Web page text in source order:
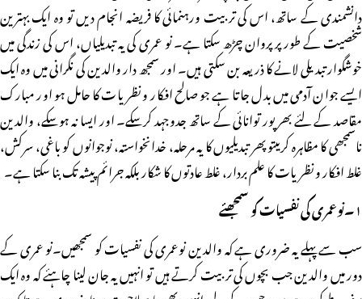
دانشمندی کے ساتھ، اس کی تربیت ورہنمائی کا فریضہ انجام دیں تو وہ ایک بہترین
شخصیت کے طور پر پروان چڑھ سکتا ہے۔ نو عمری کی یہ تبدیلیاں، اس کی زندگی میں
خوشگوار تبدیلی لانے کا ذریعہ بن سکتی ہیں۔ اور سمجھ دار والدین کی نگرانی میں وہ ایک
ایسے جوان آدمی میں بدل جاتا ہے جو صالح افکار و نظریات کا حامل ہو اور مبارک
مقاصد کے لئے بھرپور توانائی کے ساتھ جدوجہد کرسکے۔ اور ایسا نہ ہوسکے، والدین
ناسمجھی کا مظاہرہ کریںتو پھر تبدیلیوں کا یہ مرحلہ، خدانخواستہ، نوجوانوں کو باغی، سرکش،
غلط افکار و نظریات کا علم بردار، غلط عادتوں کا شکار بلکہ جرائم پیشہ تک بنا سکتا ہے۔
۱۔نوعمری کی نفسیات کو سمجھئے
سب سے پہلے یہ ضروری ہے کہ والدین نوعمری کی نفسیات کو سمجھیں۔نو عمری کے
دور میں والدین جب بچوں کی تربیت کرتے ہیں تو انہیں یہ جان لینا چاہئے کہ وہ ایک